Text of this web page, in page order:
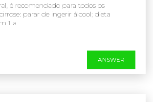
é recomendado para todos os
parar de ingerir álcool; dieta
1 a
ANSWER